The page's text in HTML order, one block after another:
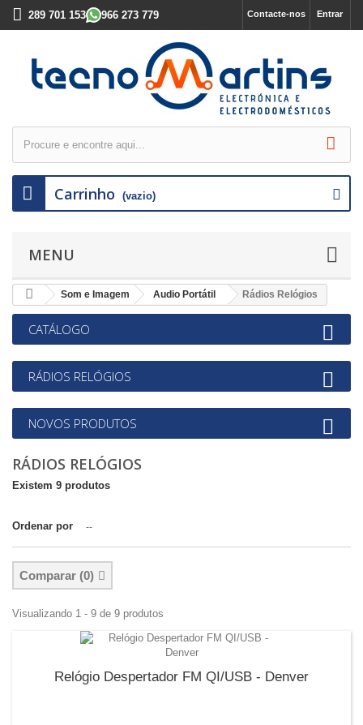
Entrar
Contacte-nos
289 701 153 966 273 779
Carrinho (vazio)
MENU
Som e Imagem Audio Portátil Rádios Relógios
CATÁLOGO
RÁDIOS RELÓGIOS
NOVOS PRODUTOS
RÁDIOS RELÓGIOS
Existem 9 produtos
Ordenar por --
Comparar (0)
Visualizando 1 - 9 de 9 produtos
Relógio Despertador FM QI/USB - Denver